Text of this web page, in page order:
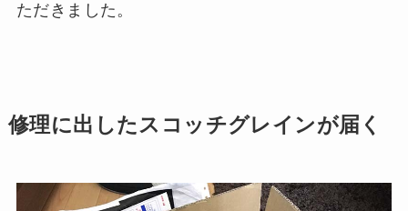
ただきました。
修理に出したスコッチグレインが届く